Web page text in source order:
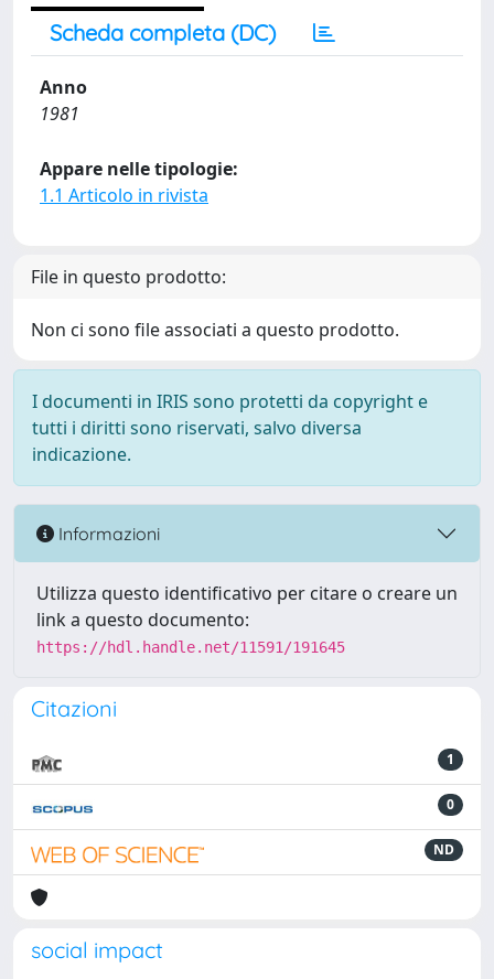
Scheda completa (DC)
Anno
1981
Appare nelle tipologie:
1.1 Articolo in rivista
File in questo prodotto:
Non ci sono file associati a questo prodotto.
I documenti in IRIS sono protetti da copyright e
tutti i diritti sono riservati, salvo diversa
indicazione.
Informazioni
Utilizza questo identificativo per citare o creare un
link a questo documento:
https://hdl.handle.net/11591/191645
Citazioni
1
0
ND
social impact